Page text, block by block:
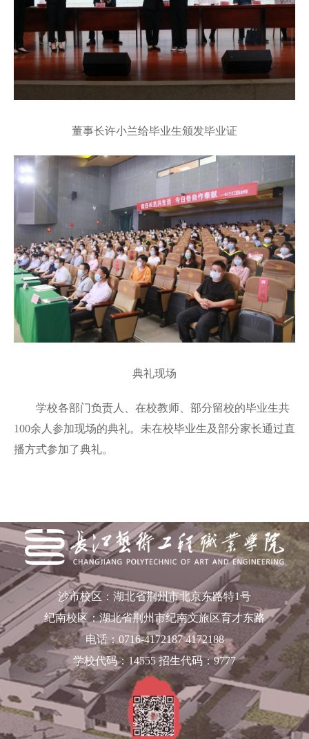
董事长许小兰给毕业生颁发毕业证
典礼现场
学校各部门负责人、在校教师、部分留校的毕业生共
100余人参加现场的典礼。未在校毕业生及部分家长通过直
播方式参加了典礼。
沙市校区：湖北省荆州市北京东路特1号
纪南校区：湖北省荆州市纪南文旅区育才东路
电话：0716-4172187 4172188
学校代码：14555 招生代码：9777